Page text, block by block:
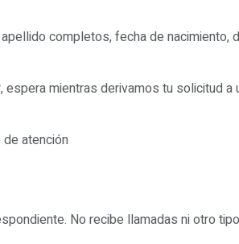
completos, fecha de nacimiento,
mientras derivamos tu solicitud a
atención
No recibe llamadas ni otro